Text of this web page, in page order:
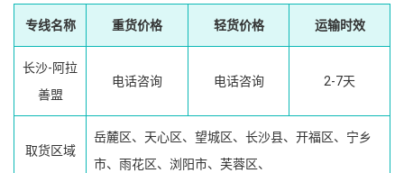
专线名称 重货价格 轻货价格 运输时效
长沙-阿拉
善盟
电话咨询 电话咨询 2-7天
取货区域
岳麓区、天心区、望城区、长沙县、开福区、宁乡
市、雨花区、浏阳市、芙蓉区、